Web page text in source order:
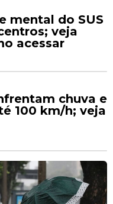
mental do SUS
veja
acessar
chuva e
100 km/h; veja